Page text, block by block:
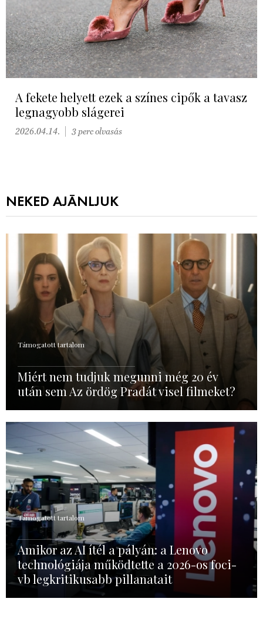
A fekete helyett ezek a színes cipők a tavasz
legnagyobb slágerei
2026.04.14. 3 perc olvasás
NEKED AJÁNLJUK
Támogatott tartalom
Miért nem tudjuk megunni még 20 év
után sem Az ördög Pradát visel filmeket?
Támogatott tartalom
Amikor az AI ítél a pályán: a Lenovo
technológiája működtette a 2026-os foci-
vb legkritikusabb pillanatait